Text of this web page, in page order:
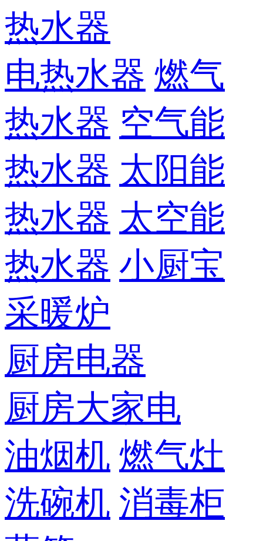
热水器
电热水器 燃气
热水器 空气能
热水器 太阳能
热水器 太空能
热水器 小厨宝
采暖炉
厨房电器
厨房大家电
油烟机 燃气灶
洗碗机 消毒柜